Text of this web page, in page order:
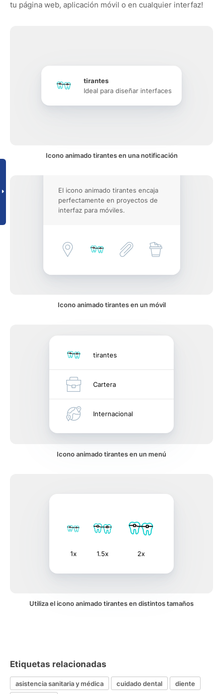
tu página web, aplicación móvil o en cualquier interfaz!
tirantes
Ideal para diseñar interfaces
Icono animado tirantes en una notificación
El icono animado tirantes encaja
perfectamente en proyectos de
interfaz para móviles.
Icono animado tirantes en un móvil
tirantes
Cartera
Internacional
Icono animado tirantes en un menú
1x 1.5x 2x
Utiliza el icono animado tirantes en distintos tamaños
Etiquetas relacionadas
asistencia sanitaria y médica cuidado dental
diente